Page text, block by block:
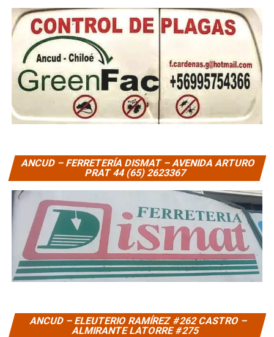
ANCUD – FERRETERÍA DISMAT – AVENIDA ARTURO
PRAT 44 (65) 2623367
ANCUD – ELEUTERIO RAMÍREZ #262 CASTRO –
ALMIRANTE LATORRE #275